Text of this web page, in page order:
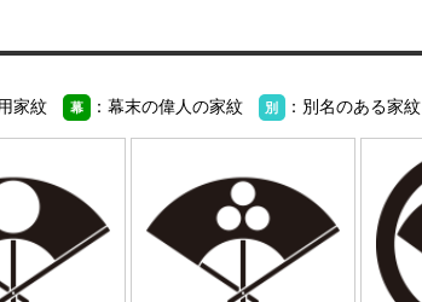
家紋 幕 ：幕末の偉人の家紋 別 ：別名のある家紋